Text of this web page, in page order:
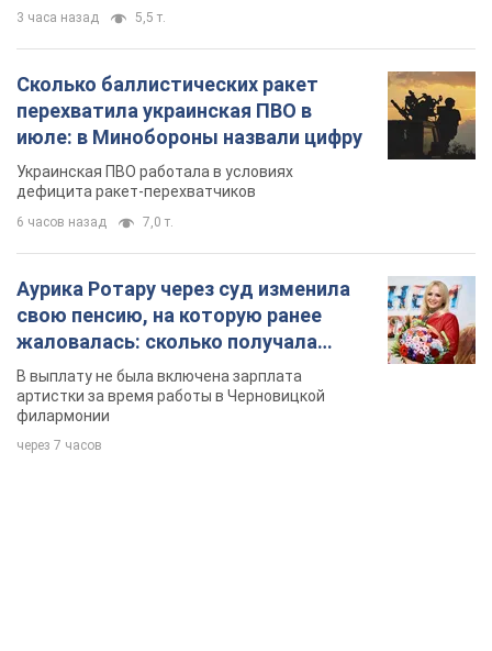
3 часа назад 5,5 т.
Сколько баллистических ракет
перехватила украинская ПВО в
июле: в Минобороны назвали цифру
Украинская ПВО работала в условиях
дефицита ракет-перехватчиков
6 часов назад 7,0 т.
Аурика Ротару через суд изменила
свою пенсию, на которую ранее
жаловалась: сколько получала
певица
В выплату не была включена зарплата
артистки за время работы в Черновицкой
филармонии
через 7 часов